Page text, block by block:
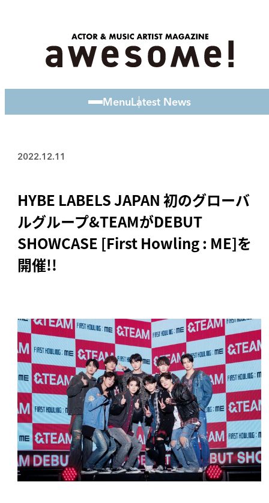
MenuLatest News
2022.12.11
HYBE LABELS JAPAN 初のグローバ
ルグループ&TEAMがDEBUT
SHOWCASE [First Howling : ME]を
開催!!